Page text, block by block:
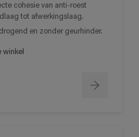
cohesie van anti-roest
tot afwerkingslaag.
en zonder geurhinder.
winkel